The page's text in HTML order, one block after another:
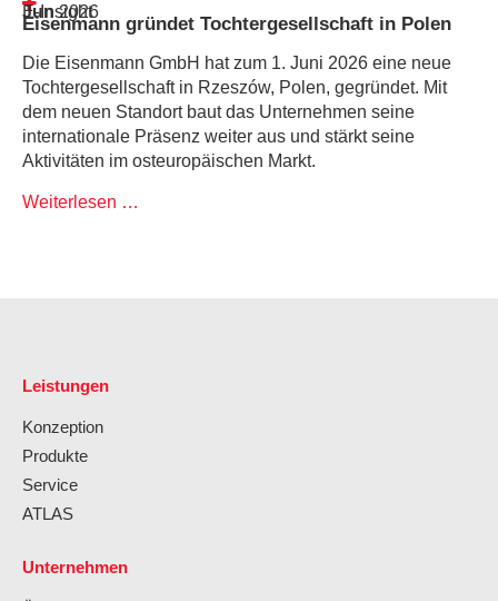
Jun 2026
E-Insight
Eisenmann gründet Tochtergesellschaft in Polen
Die Eisenmann GmbH hat zum 1. Juni 2026 eine neue
Tochtergesellschaft in Rzeszów, Polen, gegründet. Mit
dem neuen Standort baut das Unternehmen seine
internationale Präsenz weiter aus und stärkt seine
Aktivitäten im osteuropäischen Markt.
Weiterlesen …
Leistungen
Konzeption
Produkte
Service
ATLAS
Unternehmen